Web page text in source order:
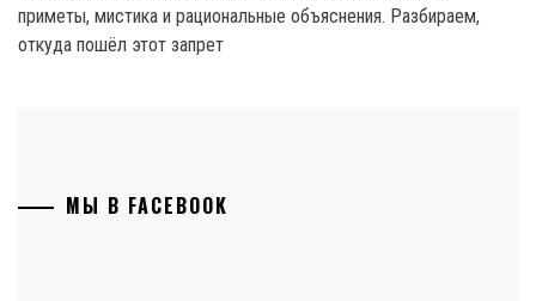
приметы, мистика и рациональные объяснения. Разбираем,
откуда пошёл этот запрет
МЫ В FACEBOOK